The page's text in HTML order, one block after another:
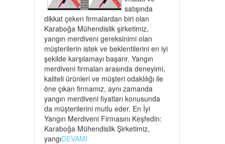
satışında
dikkat çeken firmalardan biri olan
Karaboğa Mühendislik şirketimiz,
yangın merdiveni gereksinimi olan
müşterilerin istek ve beklentilerini en iyi
şekilde karşılamayı başarır. Yangın
merdiveni firmaları arasında deneyimi,
kaliteli ürünleri ve müşteri odaklılığı ile
öne çıkan firmamız, aynı zamanda
yangın merdiveni fiyatları konusunda
da müşterilerini mutlu eder. En İyi
Yangın Merdiveni Firmasını Keşfedin:
Karaboğa Mühendislik Şirketimiz,
yangıDEVAMI